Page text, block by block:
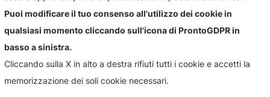
Puoi modificare il tuo consenso all'utilizzo dei cookie in
qualsiasi momento cliccando sull'icona di ProntoGDPR in
basso a sinistra.
Cliccando sulla X in alto a destra rifiuti tutti i cookie e accetti la
memorizzazione dei soli cookie necessari.